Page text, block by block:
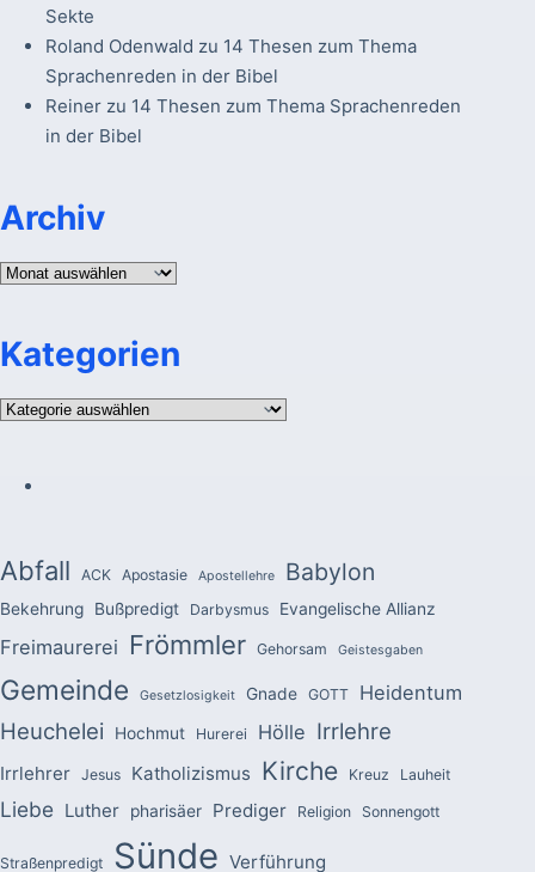
Sekte
Roland Odenwald zu 14 Thesen zum Thema
Sprachenreden in der Bibel
Reinerzu 14 Thesen zum Thema Sprachenreden
in der Bibel
Archiv
Archiv
Kategorien
Kategorien
Abfall ACK Apostasie Apostellehre Babylon
Bekehrung Bußpredigt Darbysmus Evangelische Allianz
Freimaurerei Frömmler Gehorsam Geistesgaben
Gemeinde Gesetzlosigkeit Gnade GOTT Heidentum
Heuchelei Hochmut Hurerei Hölle Irrlehre
Irrlehrer Jesus Katholizismus Kirche Kreuz Lauheit
Liebe Luther pharisäer Prediger Religion Sonnengott
Straßenpredigt Sünde Verführung